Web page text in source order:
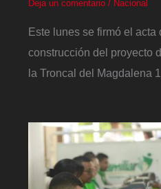
Deja un comentario / Nacional
Este lunes se firmó el
construcción del proyecto
la Troncal del Magdalena